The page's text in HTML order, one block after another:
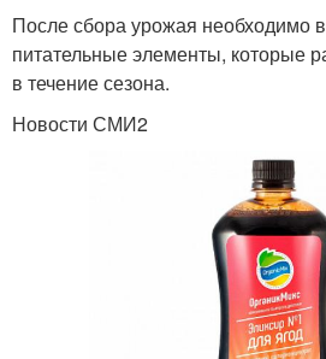
После сбора урожая необходимо
питательные элементы, которые
в течение сезона.
Новости СМИ2